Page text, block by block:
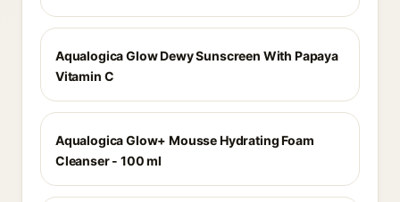
Aqualogica Glow Dewy Sunscreen With Papaya
Vitamin C
Aqualogica Glow+ Mousse Hydrating Foam
Cleanser - 100 ml